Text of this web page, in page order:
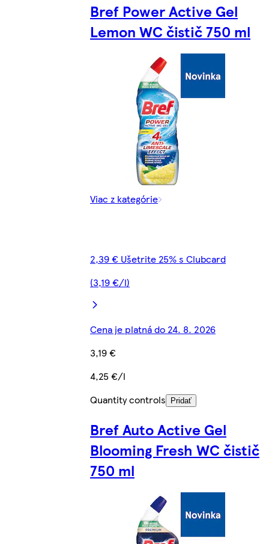
Bref Power Active Gel
Lemon WC čistič 750 ml
Viac z kategórie
2,39 € Ušetrite 25% s Clubcard
(3,19 €/l)
Cena je platná do 24. 8. 2026
3,19 €
4,25 €/l
Quantity controls
Pridať
Bref Auto Active Gel
Blooming Fresh WC čistič
750 ml